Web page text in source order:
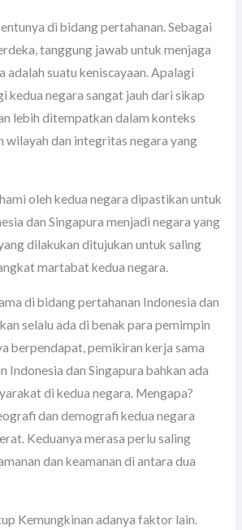
di bidang pertahanan. Sebagai
tanggung jawab untuk menjaga
adalah suatu keniscayaan. Apalagi
kedua negara sangat jauh dari sikap
lebih ditempatkan dalam konteks
wilayah dan integritas negara yang
oleh kedua negara dipastikan untuk
dan Singapura menjadi negara yang
dilakukan ditujukan untuk saling
martabat kedua negara.
di bidang pertahanan Indonesia dan
selalu ada di benak para pemimpin
berpendapat, pemikiran kerja sama
Indonesia dan Singapura bahkan ada
di kedua negara. Mengapa?
dan demografi kedua negara
Keduanya merasa perlu saling
dan keamanan di antara dua
Kemungkinan adanya faktor lain.